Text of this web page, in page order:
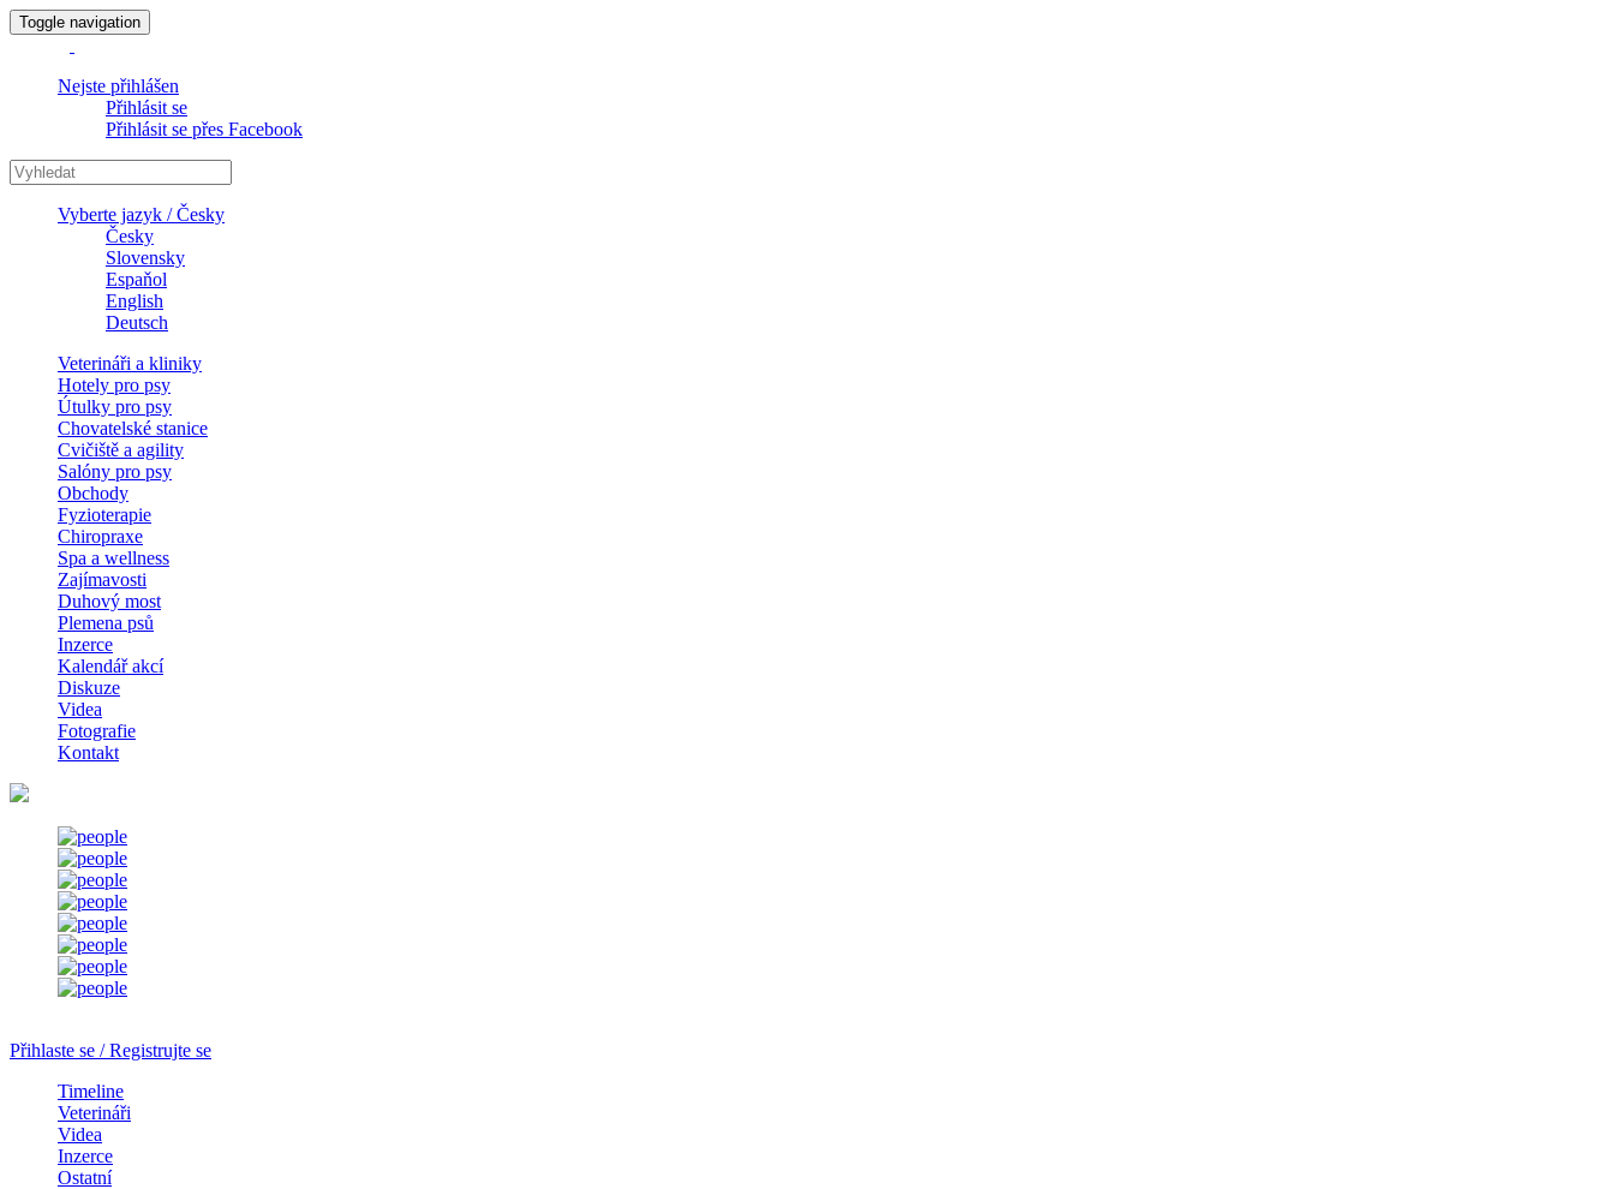
Toggle navigation
Nejste přihlášen
Přihlásit se
Přihlásit se přes Facebook
Vyberte jazyk / Česky
Česky
Slovensky
Espaňol
English
Deutsch
Veterináři a kliniky
Hotely pro psy
Útulky pro psy
Chovatelské stanice
Cvičiště a agility
Salóny pro psy
Obchody
Fyzioterapie
Chiropraxe
Spa a wellness
Zajímavosti
Duhový most
Plemena psů
Inzerce
Kalendář akcí
Diskuze
Videa
Fotografie
Kontakt
Přihlaste se / Registrujte se
Timeline
Veterináři
Videa
Inzerce
Ostatní